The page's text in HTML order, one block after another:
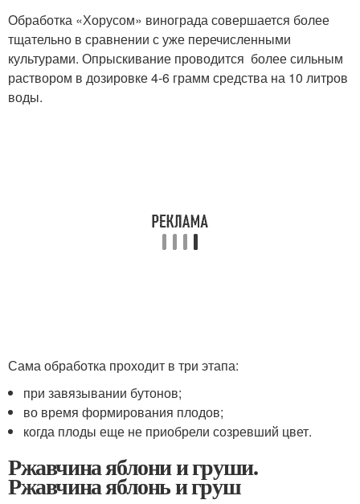
Обработка «Хорусом» винограда совершается более
тщательно в сравнении с уже перечисленными
культурами. Опрыскивание проводится более сильным
раствором в дозировке 4-6 грамм средства на 10 литров
воды.
Сама обработка проходит в три этапа:
при завязывании бутонов;
во время формирования плодов;
когда плоды еще не приобрели созревший цвет.
Ржавчина яблони и груши.
Ржавчина яблонь и груш